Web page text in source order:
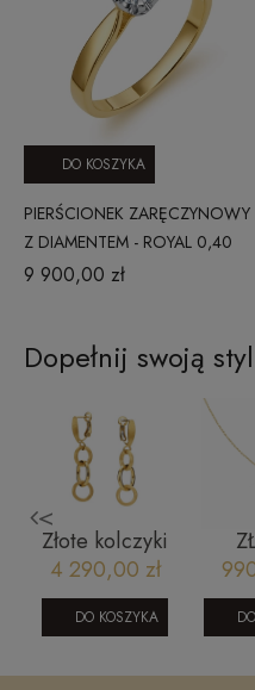
PIERŚCIONEK ZARĘCZYNOWY
Z DIAMENTEM - ROYAL 0,40
CT G/SI1
9 900,00 zł
DO KOSZYKA
Dopełnij swoją
<
Złote kolczyki
wiszące
eleganckie
Prestige K_24
4 290,00 zł
DO KOSZYKA
4